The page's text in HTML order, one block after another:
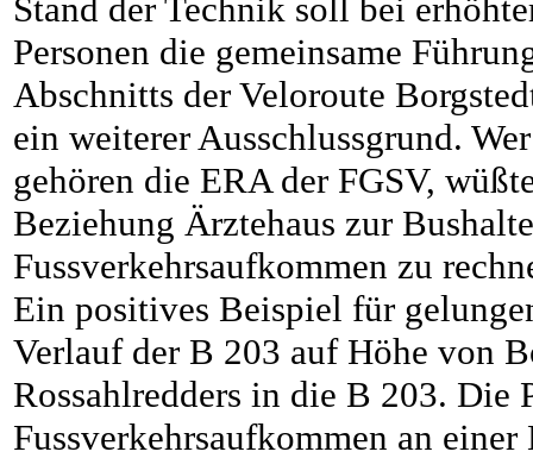
Stand der Technik soll bei
Personen die gemeinsame
Abschnitts der Veloroute
ein weiterer Ausschlussgrund.
gehören die ERA der FGSV,
Beziehung Ärztehaus zur
Fussverkehrsaufkommen zu
Ein positives Beispiel für
Verlauf der B 203 auf Höhe von
Rossahlredders in die B 203. Die
Fussverkehrsaufkommen an